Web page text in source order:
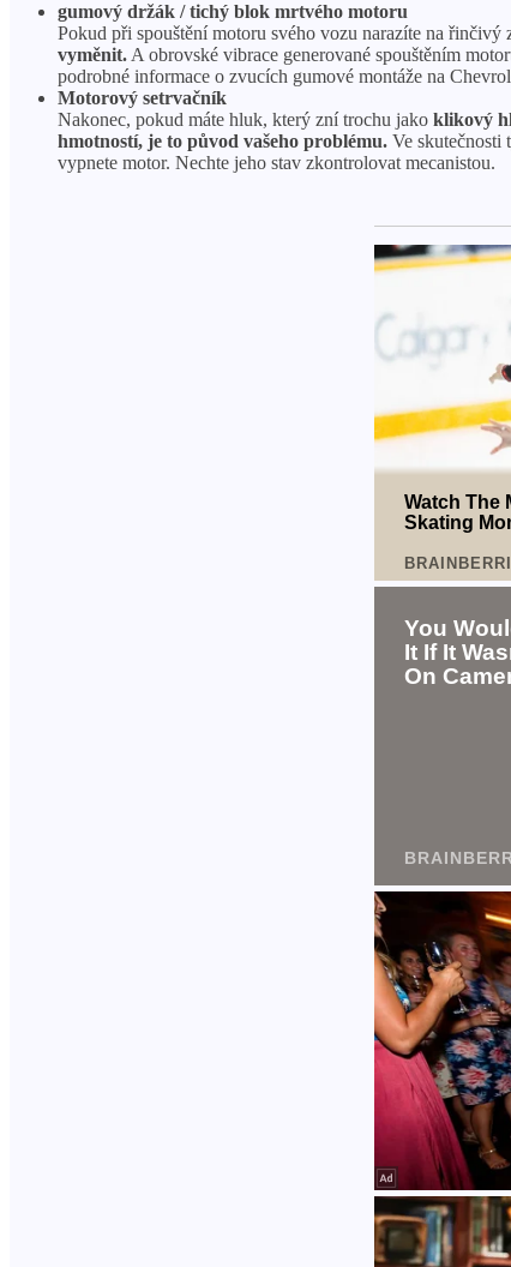
gumový držák / tichý blok mrtvého motoru
Pokud při spouštění motoru svého vozu narazíte na
vyměnit. A obrovské vibrace generované spouštěním
podrobné informace o zvucích gumové montáže na
Motorový setrvačník
Nakonec, pokud máte hluk, který zní trochu jako klikový
hmotností, je to původ vašeho problému. Ve skutečnosti
vypnete motor. Nechte jeho stav zkontrolovat mecanistou.